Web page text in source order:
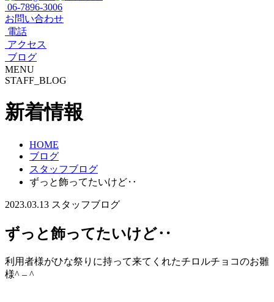
06-7896-3006
お問い合わせ
電話
アクセス
ブログ
MENU
STAFF_BLOG
新着情報
HOME
ブログ
スタッフブログ
ずっと飾ってたいけど‥
2023.03.13 スタッフブログ
ずっと飾ってたいけど‥
利用者様がひな祭りに持って来てくれたチロルチョコのお雛
様^ – ^